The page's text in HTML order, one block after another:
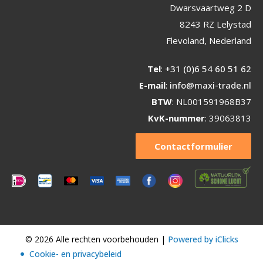
Dwarsvaartweg 2 D
8243 RZ Lelystad
Flevoland, Nederland
Tel: +31 (0)6 54 60 51 62
E-mail: info@maxi-trade.nl
BTW: NL001591968B37
KvK-nummer: 39063813
Contactformulier
© 2026 Alle rechten voorbehouden | Powered by iClicks
Cookie- en privacybeleid